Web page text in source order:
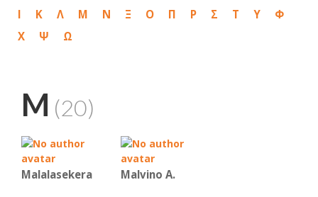
Ι
Κ Λ Μ Ν Ξ Ο Π Ρ Σ Τ Υ
Φ
Χ
Ψ Ω
M (20)
Malalasekera Malvino Α.